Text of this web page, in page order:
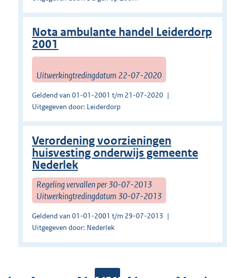
Nota ambulante handel Leiderdorp
2001
Uitwerkingtredingdatum 22-07-2020
Geldend van 01-01-2001 t/m 21-07-2020
Uitgegeven door: Leiderdorp
Verordening voorzieningen
huisvesting onderwijs gemeente
Nederlek
Regeling vervallen per 30-07-2013
Uitwerkingtredingdatum 30-07-2013
Geldend van 01-01-2001 t/m 29-07-2013
Uitgegeven door: Nederlek